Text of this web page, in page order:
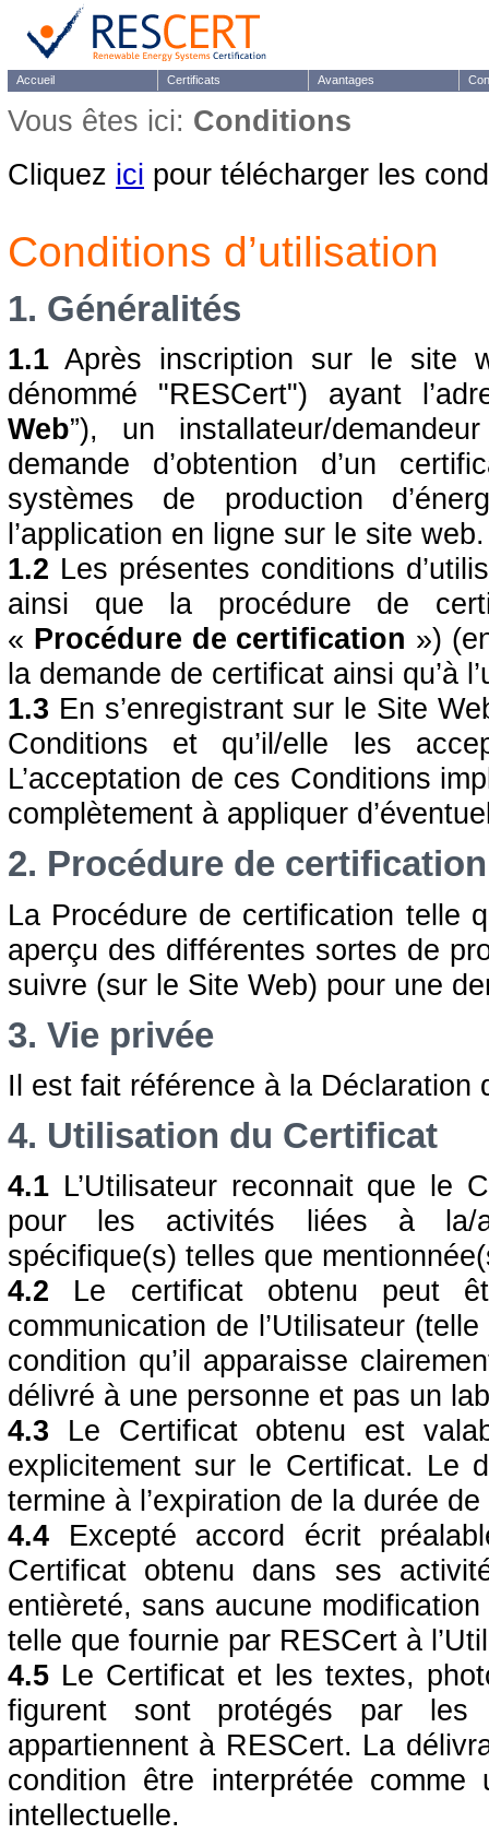
Accueil Certificats Avantages
Vous êtes ici: Conditions
Cliquez ici pour télécharger les
Conditions d’utilisation
1. Généralités
1.1 Après inscription sur le site
dénommé "RESCert") ayant
Web”), un installateur/
demande d’obtention d’un
systèmes de production
l’application en ligne sur le site web.
1.2 Les présentes conditions
ainsi que la procédure de
« Procédure de certification »)
la demande de certificat ainsi qu’à
1.3 En s’enregistrant sur le Site
Conditions et qu’il/elle les
L’acceptation de ces Conditions
complètement à appliquer
2. Procédure de certification
La Procédure de certification telle
aperçu des différentes sortes de
suivre (sur le Site Web) pour une
3. Vie privée
Il est fait référence à la Déclaration
4. Utilisation du Certificat
4.1 L’Utilisateur reconnait que le
pour les activités liées à la/
spécifique(s) telles que
4.2 Le certificat obtenu peut
communication de l’Utilisateur
condition qu’il apparaisse
délivré à une personne et pas un
4.3 Le Certificat obtenu est
explicitement sur le Certificat. Le
termine à l’expiration de la durée
4.4 Excepté accord écrit
Certificat obtenu dans ses
entièreté, sans aucune
telle que fournie par RESCert à
4.5 Le Certificat et les textes,
figurent sont protégés par les
appartiennent à RESCert. La
condition être interprétée
intellectuelle.